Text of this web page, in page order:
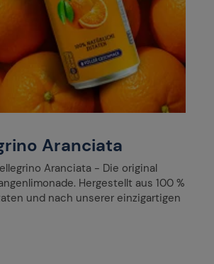
Aranciata
Aranciata - Die original
Hergestellt aus 100 %
und nach unserer einzigartigen